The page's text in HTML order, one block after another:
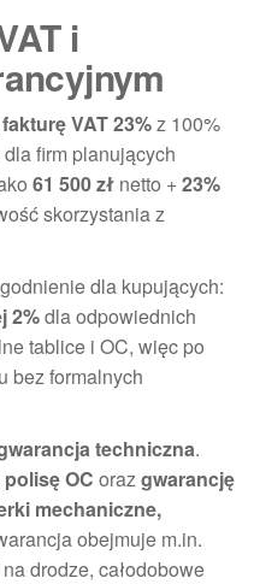
i
VAT 23%z 100%
firm planujących
61 500 zł netto +23%
skorzystania z
dla kupujących:
2%dla odpowiednich
tablice i OC, więc po
bez formalnych
techniczna.
OC orazgwarancję
mechaniczne,
obejmuje m.in.
drodze, całodobowe